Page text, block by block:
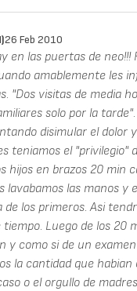
26 Feb 2010
en las puertas de neo!!!
amablemente les
"Dos visitas de media
solo por la
disimular el dolor
teniamos el "privilegio"
hijos en brazos 20 min
lavabamos las manos y
los primeros. Asi
Luego de los 20
y como si de un
la cantidad que habian
o el orgullo de